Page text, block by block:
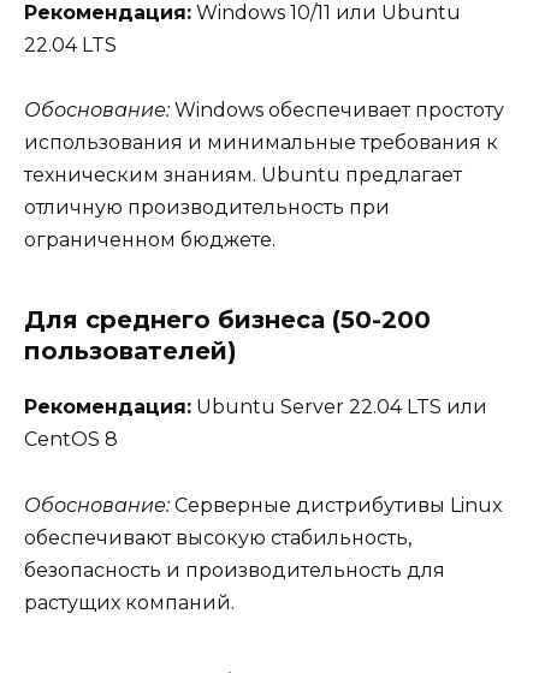
Рекомендация: Windows 10/11 или Ubuntu
22.04 LTS
Обоснование:Windows обеспечивает простоту
использования и минимальные требования к
техническим знаниям. Ubuntu предлагает
отличную производительность при
ограниченном бюджете.
Для среднего бизнеса (50-200
пользователей)
Рекомендация: Ubuntu Server 22.04 LTS или
CentOS 8
Обоснование:Серверные дистрибутивы Linux
обеспечивают высокую стабильность,
безопасность и производительность для
растущих компаний.